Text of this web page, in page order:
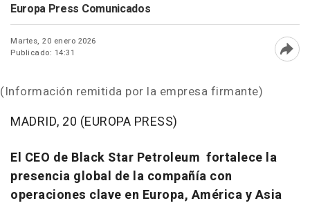
Europa Press Comunicados
Martes, 20 enero 2026
Publicado: 14:31
(Información remitida por la empresa firmante)
MADRID, 20 (EUROPA PRESS)
El CEO de Black Star Petroleum fortalece la
presencia global de la compañía con
operaciones clave en Europa, América y Asia